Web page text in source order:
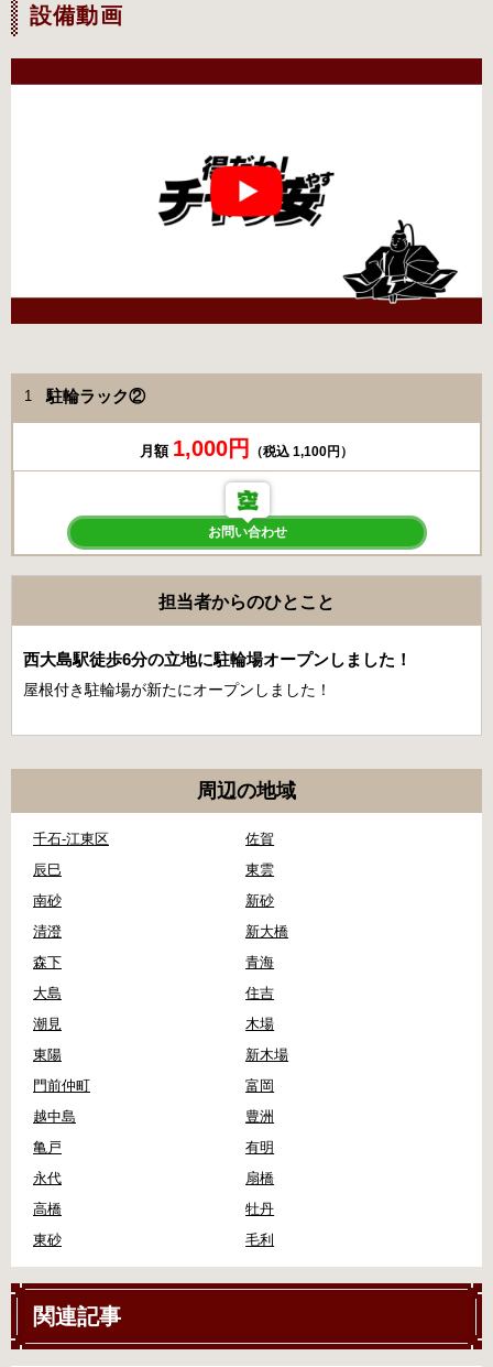
設備動画
1 駐輪ラック②
月額 1,000円 （税込 1,100円）
お問い合わせ
担当者からのひとこと
西大島駅徒歩6分の立地に駐輪場オープンしました！
屋根付き駐輪場が新たにオープンしました！
周辺の地域
千石-江東区
佐賀
辰巳
東雲
南砂
新砂
清澄
新大橋
森下
青海
大島
住吉
潮見
木場
東陽
新木場
門前仲町
富岡
越中島
豊洲
亀戸
有明
永代
扇橋
高橋
牡丹
東砂
毛利
関連記事